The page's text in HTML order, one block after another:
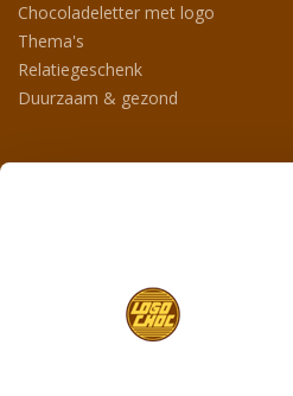
Chocoladeletter met logo
Thema's
Relatiegeschenk
Duurzaam & gezond
info@logochoc.nl